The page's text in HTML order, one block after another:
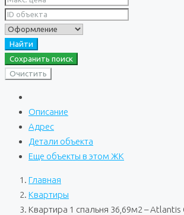
Найти
Сохранить поиск
Очистить
Описание
Адрес
Детали объекта
Еще объекты в этом ЖК
Главная
Квартиры
Квартира 1 спальня 36,69м2 – Atlantis